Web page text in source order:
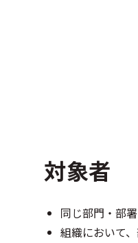
対象者
同じ部門・部
組織において